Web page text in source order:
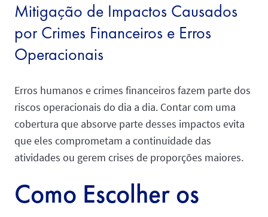
Mitigação de Impactos Causados
por Crimes Financeiros e Erros
Operacionais
Erros humanos e crimes financeiros fazem parte dos
riscos operacionais do dia a dia. Contar com uma
cobertura que absorve parte desses impactos evita
que eles comprometam a continuidade das
atividades ou gerem crises de proporções maiores.
Como Escolher os